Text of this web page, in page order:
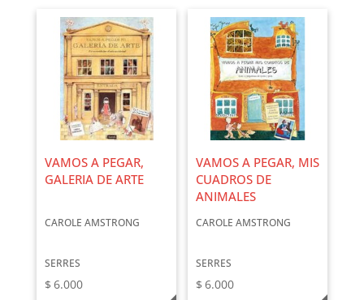
VAMOS A PEGAR,
GALERIA DE ARTE
CAROLE AMSTRONG
SERRES
$ 6.000
VAMOS A PEGAR, MIS
CUADROS DE
ANIMALES
CAROLE AMSTRONG
SERRES
$ 6.000